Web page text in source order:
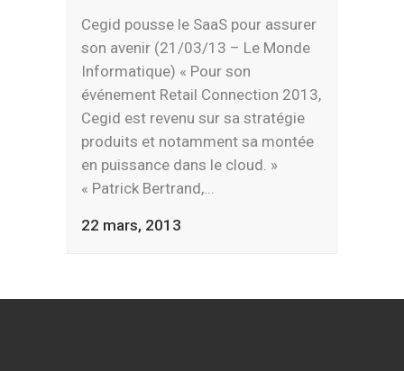
Cegid pousse le SaaS pour assurer
son avenir (21/03/13 – Le Monde
Informatique) « Pour son
événement Retail Connection 2013,
Cegid est revenu sur sa stratégie
produits et notamment sa montée
en puissance dans le cloud. »
« Patrick Bertrand,...
22 mars, 2013